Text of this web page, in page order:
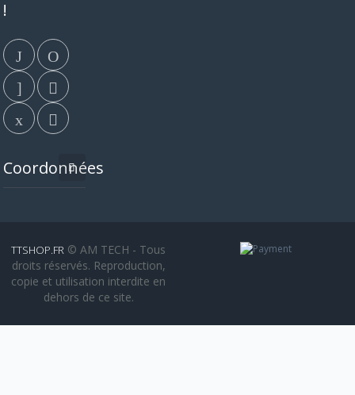
!
Coordonnées
TTSHOP.FR © AM TECH - Tous
droits réservés. Reproduction,
copie et utilisation interdite en
dehors de ce site.